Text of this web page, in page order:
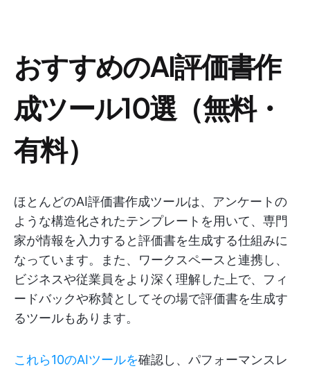
おすすめのAI評価書作
成ツール10選（無料・
有料）
ほとんどのAI評価書作成ツールは、アンケートの
ような構造化されたテンプレートを用いて、専門
家が情報を入力すると評価書を生成する仕組みに
なっています。また、ワークスペースと連携し、
ビジネスや従業員をより深く理解した上で、フィ
ードバックや称賛としてその場で評価書を生成す
るツールもあります。
これら10のAIツールを確認し、パフォーマンスレ